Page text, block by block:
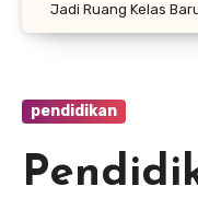
Jadi Ruang Kelas
pendidikan